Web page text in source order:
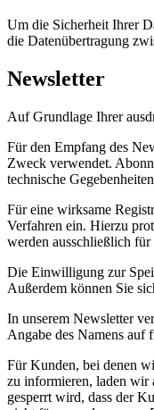
Um die Sicherheit Ihrer
die Datenübertragung
Newsletter
Auf Grundlage Ihrer
Für den Empfang des
Zweck verwendet.
technische
Für eine wirksame
Verfahren ein. Hierzu
werden ausschließlich
Die Einwilligung zur
Außerdem können Sie
In unserem Newsletter
Angabe des Namens auf
Für Kunden, bei denen
zu informieren, laden wir
gesperrt wird, dass der